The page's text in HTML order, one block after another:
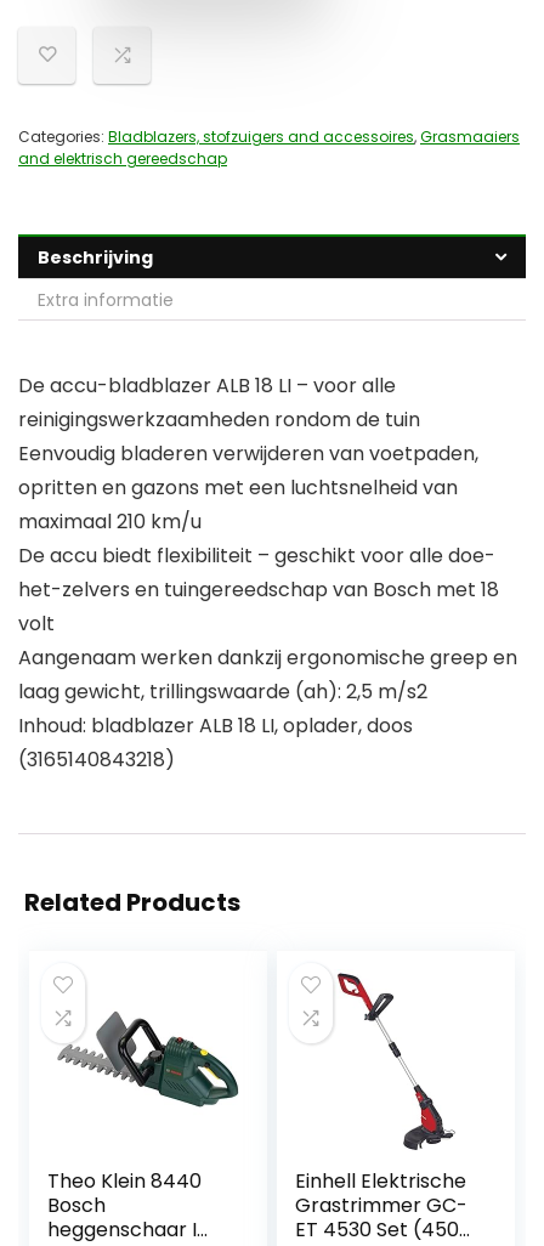
Categories: Bladblazers, stofzuigers and accessoires,Grasmaaiers
and elektrisch gereedschap
Beschrijving
Extra informatie
De accu-bladblazer ALB 18 LI – voor alle
reinigingswerkzaamheden rondom de tuin
Eenvoudig bladeren verwijderen van voetpaden,
opritten en gazons met een luchtsnelheid van
maximaal 210 km/u
De accu biedt flexibiliteit – geschikt voor alle doe-
het-zelvers en tuingereedschap van Bosch met 18
volt
Aangenaam werken dankzij ergonomische greep en
laag gewicht, trillingswaarde (ah): 2,5 m/s2
Inhoud: bladblazer ALB 18 LI, oplader, doos
(3165140843218)
Related Products
Theo Klein 8440
Bosch
heggenschaar I
Einhell Elektrische
Grastrimmer GC-
ET 4530 Set (450